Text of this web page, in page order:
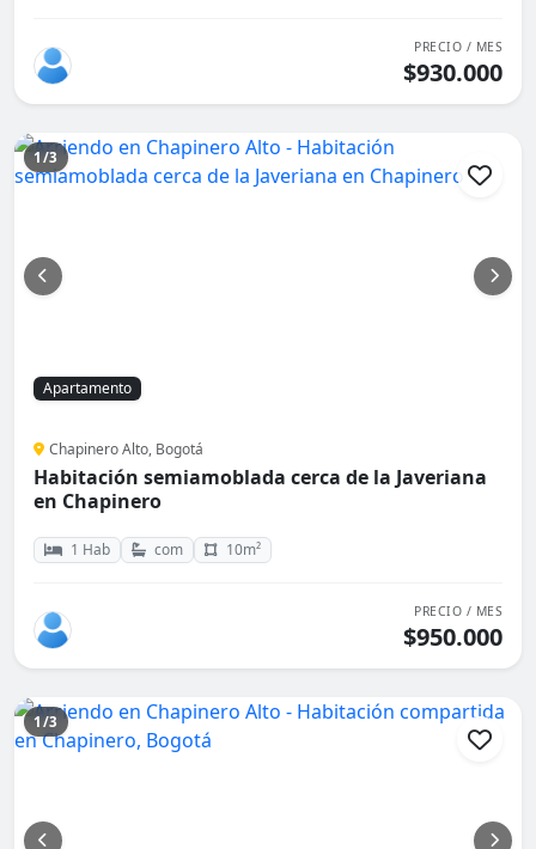
PRECIO / MES
$930.000
1/3
Apartamento
Chapinero Alto, Bogotá
Habitación semiamoblada cerca de la Javeriana
en Chapinero
1 Hab com 10m²
PRECIO / MES
$950.000
1/3